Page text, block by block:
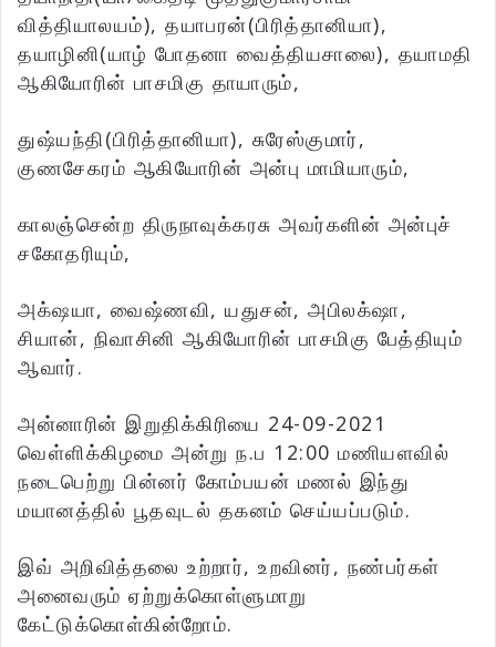
வித்தியாலயம்), தயாபரன்(பிரித்தானியா),
தயாழினி(யாழ் போதனா வைத்தியசாலை), தயாமதி
ஆகியோரின் பாசமிகு தாயாரும்,
துஷ்யந்தி(பிரித்தானியா), சுரேஸ்குமார்,
குணசேகரம் ஆகியோரின் அன்பு மாமியாரும்,
காலஞ்சென்ற திருநாவுக்கரசு அவர்களின் அன்புச்
சகோதரியும்,
அக்‌ஷயா, வைஷ்ணவி, யதுசன், அபிலக்‌ஷா,
சியான், நிவாசினி ஆகியோரின் பாசமிகு பேத்தியும்
ஆவார்.
அன்னாரின் இறுதிக்கிரியை 24-09-2021
வெள்ளிக்கிழமை அன்று ந.ப 12:00 மணியளவில்
நடைபெற்று பின்னர் கோம்பயன் மணல் இந்து
மயானத்தில் பூதவுடல் தகனம் செய்யப்படும்.
இவ் அறிவித்தலை உற்றார், உறவினர், நண்பர்கள்
அனைவரும் ஏற்றுக்கொள்ளுமாறு
கேட்டுக்கொள்கின்றோம்.